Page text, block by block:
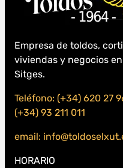
Empresa de toldos,
viviendas y negocios
Sitges.
Teléfono: (+34) 620 27
(+34) 93 211 011
email:
HORARIO